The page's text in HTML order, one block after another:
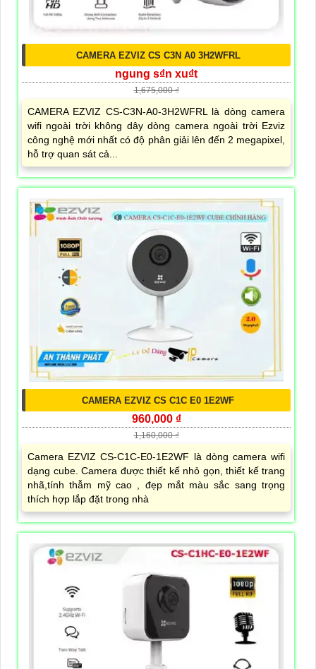
CAMERA EZVIZ CS C3N A0 3H2WFRL
ngung s₫n xu₫t
1,675,000 ₫
CAMERA EZVIZ CS-C3N-A0-3H2WFRL là dòng camera
wifi ngoài trời không dây dòng camera ngoài trời Ezviz
công nghệ mới nhất có độ phân giải lên đến 2 megapixel,
hỗ trợ quan sát cả...
CAMERA EZVIZ CS C1C E0 1E2WF
960,000 ₫
1,160,000 ₫
Camera EZVIZ CS-C1C-E0-1E2WF là dòng camera wifi
dạng cube. Camera được thiết kế nhỏ gọn, thiết kế trang
nhã,tính thẫm mỹ cao , đẹp mắt màu sắc sang trọng
thích hợp lắp đặt trong nhà